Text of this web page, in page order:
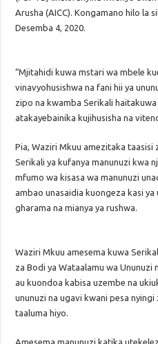
Arusha (AICC). Kongamano hilo la
Desemba 4, 2020.
“Mjitahidi kuwa mstari wa mbele
vinavyohusishwa na fani hii ya
zipo na kwamba Serikali
atakayebainika kujihusisha na
Pia, Waziri Mkuu amezitaka
Serikali ya kufanya manunuzi kwa
mfumo wa kisasa wa manunuzi
ambao unasaidia kuongeza kasi
gharama na mianya ya rushwa.
Waziri Mkuu amesema kuwa
za Bodi ya Wataalamu wa
au kuondoa kabisa uzembe na
ununuzi na ugavi kwani pesa
taaluma hiyo.
Amesema manunuzi katika